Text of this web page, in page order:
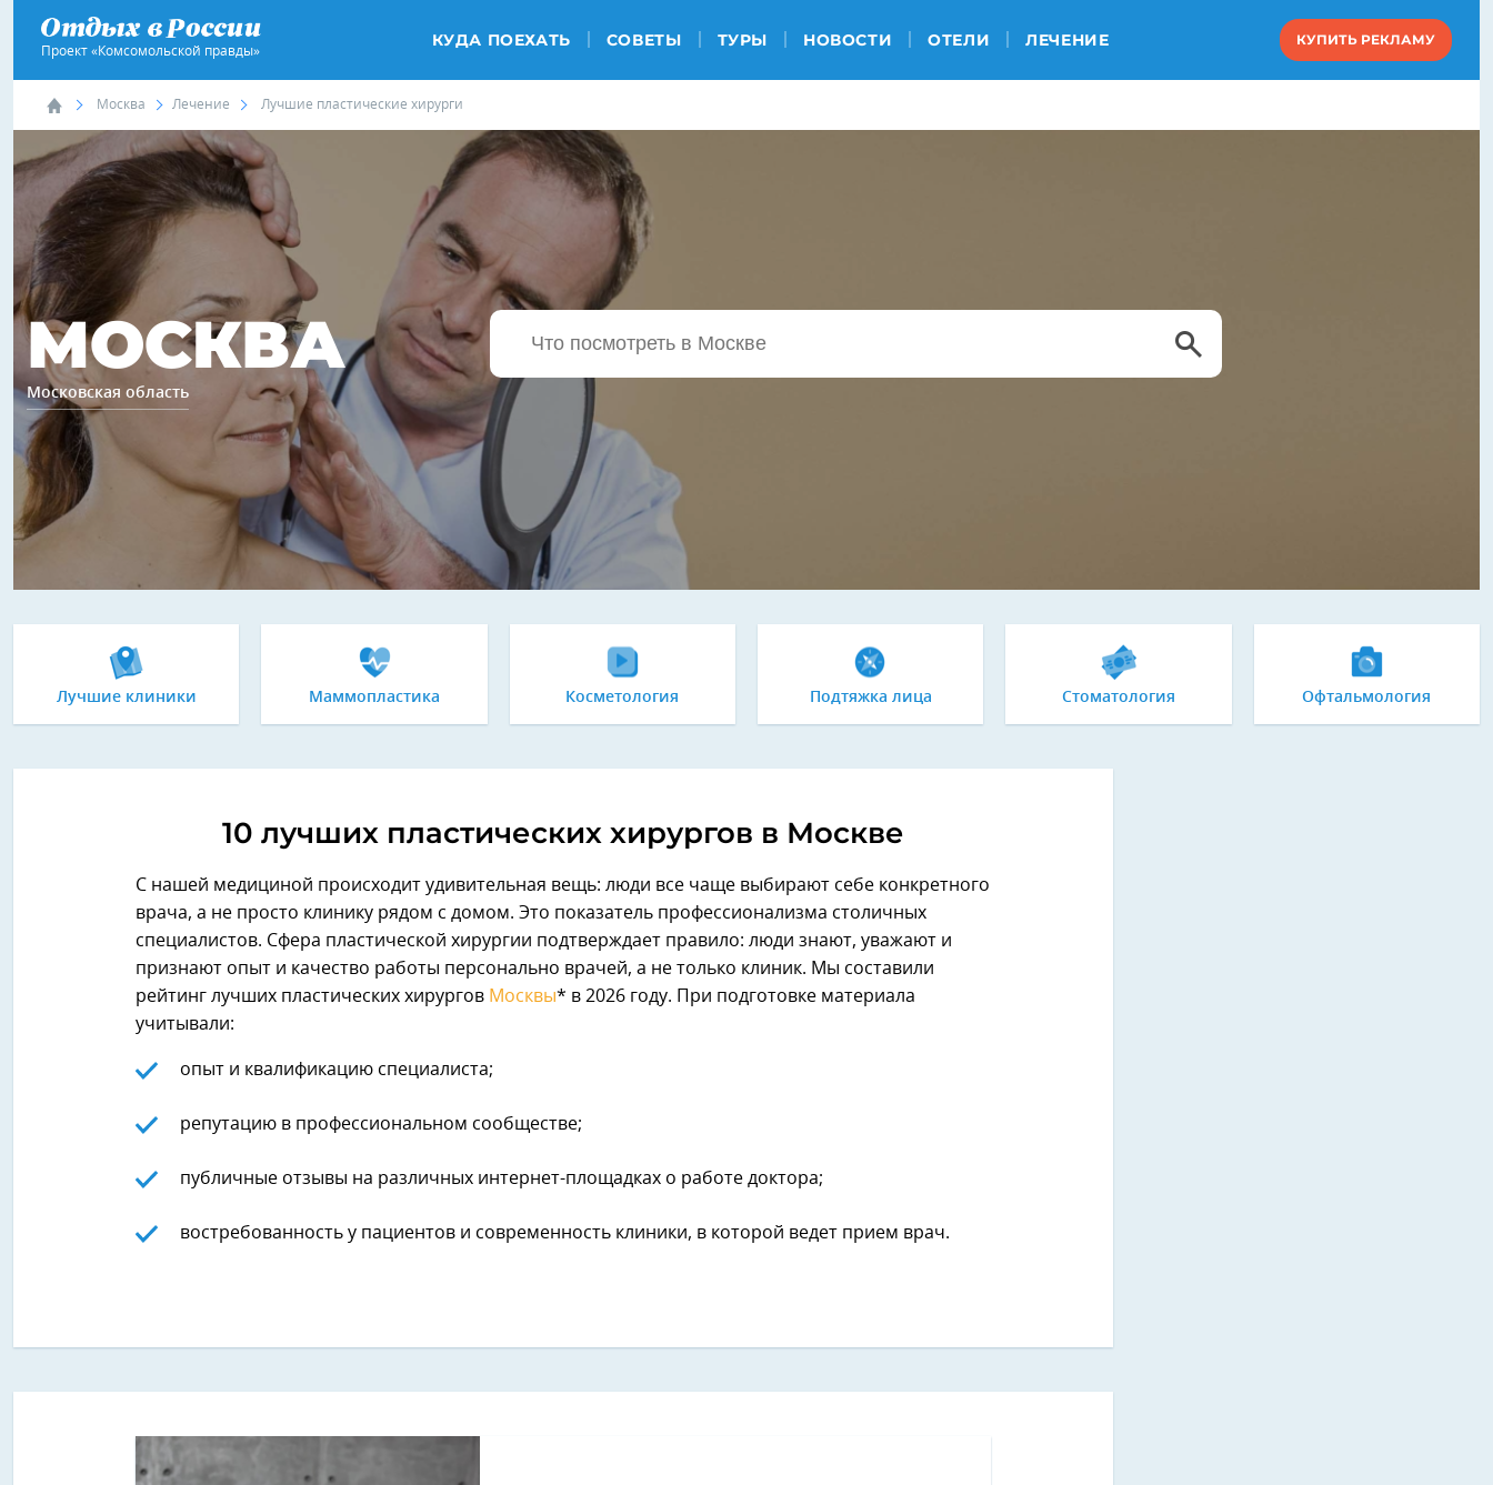
Проект «Комсомольской правды»
КУДА ПОЕХАТЬ СОВЕТЫ ТУРЫ НОВОСТИ ОТЕЛИ ЛЕЧЕНИЕ КУПИТЬ РЕКЛАМУ
Москва Лечение Лучшие пластические хирурги
МОСКВА
Московская область
Лучшие клиники Маммопластика Косметология Подтяжка лица Стоматология Офтальмология
10 лучших пластических хирургов в Москве
С нашей медициной происходит удивительная вещь: люди все чаще выбирают себе конкретного
врача, а не просто клинику рядом с домом. Это показатель профессионализма столичных
специалистов. Сфера пластической хирургии подтверждает правило: люди знают, уважают и
признают опыт и качество работы персонально врачей, а не только клиник. Мы составили
рейтинг лучших пластических хирургов Москвы* в 2026 году. При подготовке материала
учитывали:
опыт и квалификацию специалиста;
репутацию в профессиональном сообществе;
публичные отзывы на различных интернет-площадках о работе доктора;
востребованность у пациентов и современность клиники, в которой ведет прием врач.